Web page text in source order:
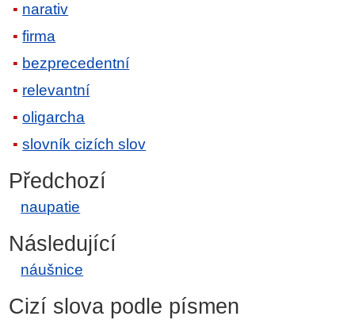
narativ
firma
bezprecedentní
relevantní
oligarcha
slovník cizích slov
Předchozí
naupatie
Následující
náušnice
Cizí slova podle písmen